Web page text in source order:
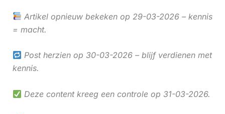
Artikel opnieuw bekeken op 29-03-2026 – kennis
= macht.
Post herzien op 30-03-2026 – blijf verdienen met
kennis.
Deze content kreeg een controle op 31-03-2026.